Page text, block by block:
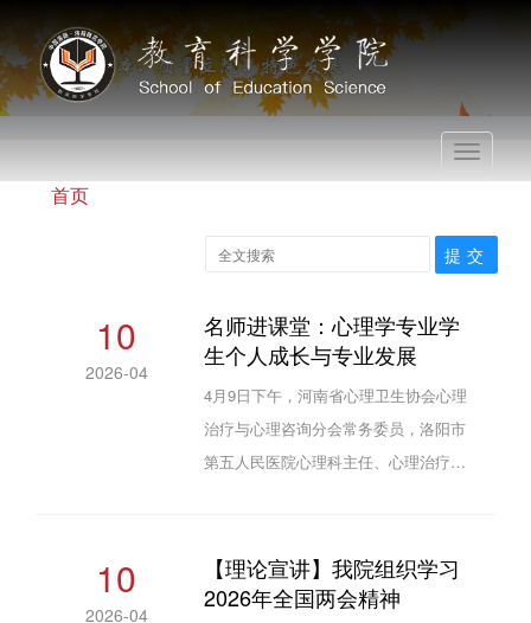
Toggle
首页
10
2026-04
名师进课堂：心理学专业学
生个人成长与专业发展
4月9日下午，河南省心理卫生协会心理
治疗与心理咨询分会常务委员，洛阳市
第五人民医院心理科主任、心理治疗师
生做了题为“成为更好的自己——心理学
专业学生个人成长与专业发展”的专题讲
10
2026-04
【理论宣讲】我院组织学习
2026年全国两会精神